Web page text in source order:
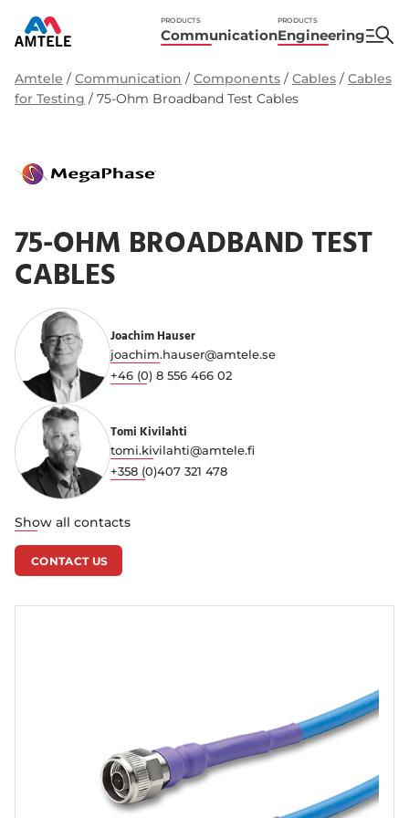
PRODUCTS
Communication
PRODUCTS
Engineering
Amtele / Communication / Components / Cables / Cables
for Testing / 75-Ohm Broadband Test Cables
75-OHM BROADBAND TEST
CABLES
Joachim Hauser
joachim.hauser@amtele.se
+46 (0) 8 556 466 02
Tomi Kivilahti
tomi.kivilahti@amtele.fi
+358 (0)407 321 478
Show all contacts
CONTACT US